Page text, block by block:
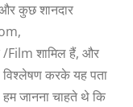
कुछ शानदार
शामिल हैं, और
विश्लेषण करके यह पता
जानना चाहते थे कि